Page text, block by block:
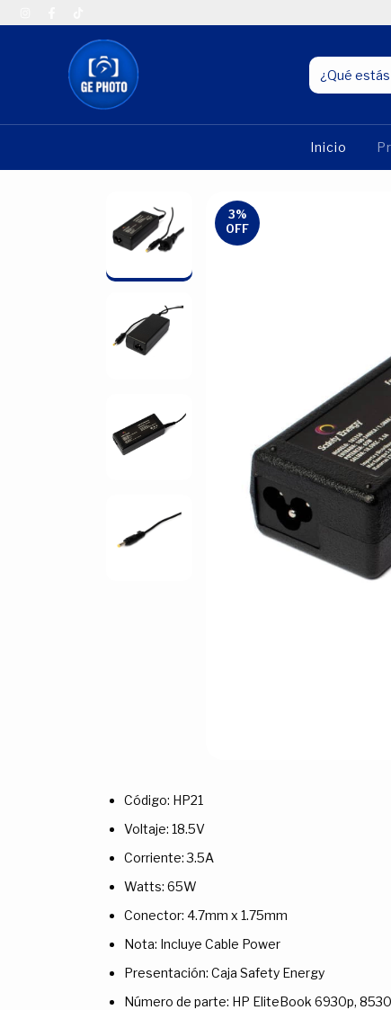
Inicio
3%
OFF
Código: HP21
Voltaje: 18.5V
Corriente: 3.5A
Watts: 65W
Conector: 4.7mm x 1.75mm
Nota: Incluye Cable Power
Presentación: Caja Safety Energy
Número de parte: HP EliteBook 6930p,